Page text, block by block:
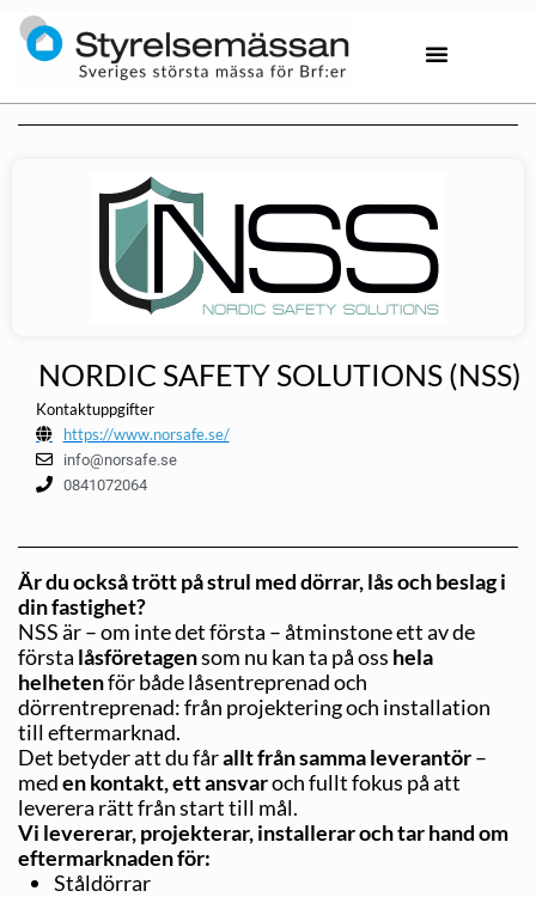
NORDIC SAFETY SOLUTIONS (NSS)
Kontaktuppgifter
https://www.norsafe.se/
info@norsafe.se
0841072064
Är du också trött på strul med dörrar, lås och beslag i
din fastighet?
NSS är – om inte det första – åtminstone ett av de
första låsföretagensom nu kan ta på oss hela
helhetenför både låsentreprenad och
dörrentreprenad: från projektering och installation
till eftermarknad.
Det betyder att du fårallt från samma leverantör–
meden kontakt, ett ansvaroch fullt fokus på att
leverera rätt från start till mål.
Vi levererar, projekterar, installerar och tar hand om
eftermarknaden för:
Ståldörrar